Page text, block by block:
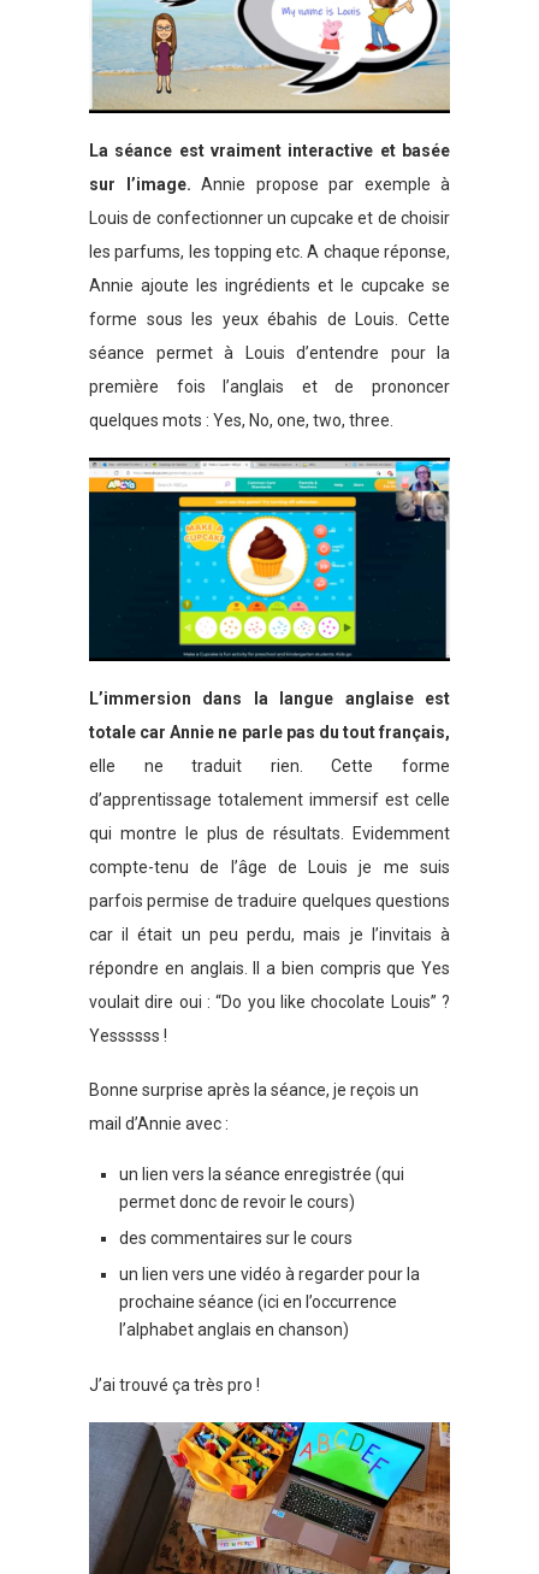
La séance est vraiment interactive et basée
sur l’image. Annie propose par exemple à
Louis de confectionner un cupcake et de choisir
les parfums, les topping etc. A chaque réponse,
Annie ajoute les ingrédients et le cupcake se
forme sous les yeux ébahis de Louis. Cette
séance permet à Louis d’entendre pour la
première fois l’anglais et de prononcer
quelques mots : Yes, No, one, two, three.
L’immersion dans la langue anglaise est
totale car Annie ne parle pas du tout français,
elle ne traduit rien. Cette forme
d’apprentissage totalement immersif est celle
qui montre le plus de résultats. Evidemment
compte-tenu de l’âge de Louis je me suis
parfois permise de traduire quelques questions
car il était un peu perdu, mais je l’invitais à
répondre en anglais. Il a bien compris que Yes
voulait dire oui : “Do you like chocolate Louis” ?
Yessssss !
Bonne surprise après la séance, je reçois un
mail d’Annie avec :
un lien vers la séance enregistrée (qui
permet donc de revoir le cours)
des commentaires sur le cours
un lien vers une vidéo à regarder pour la
prochaine séance (ici en l’occurrence
l’alphabet anglais en chanson)
J’ai trouvé ça très pro !